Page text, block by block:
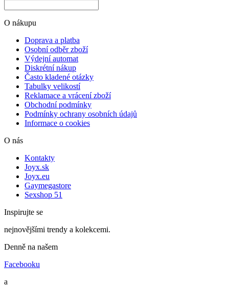
O nákupu
Doprava a platba
Osobní odběr zboží
Výdejní automat
Diskrétní nákup
Často kladené otázky
Tabulky velikostí
Reklamace a vrácení zboží
Obchodní podmínky
Podmínky ochrany osobních údajů
Informace o cookies
O nás
Kontakty
Joyx.sk
Joyx.eu
Gaymegastore
Sexshop 51
Inspirujte se
nejnovějšími trendy a kolekcemi.
Denně na našem
Facebooku
a